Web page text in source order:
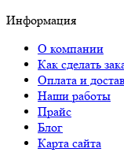
Информация
О компании
Как сделать
Оплата и
Наши работы
Прайс
Блог
Карта сайта